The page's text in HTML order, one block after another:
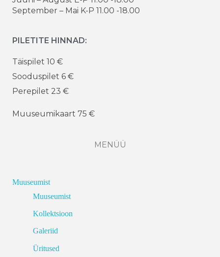
September – Mai K-P 11.00 -18.00
PILETITE HINNAD:
Täispilet 10 €
Sooduspilet 6 €
Perepilet 23 €
Muuseumikaart 75 €
MENÜÜ
Muuseumist
Muuseumist
Kollektsioon
Galeriid
Üritused